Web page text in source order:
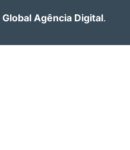
Global Agência Digital.